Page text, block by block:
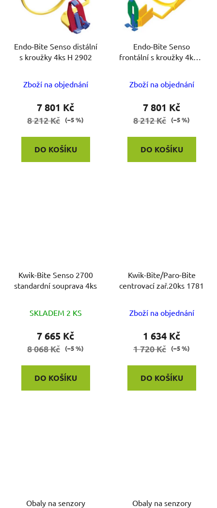
Endo-Bite Senso distální
s kroužky 4ks H 2902
Zboží na objednání
7 801 Kč
8 212 Kč (–5 %)
DO KOŠÍKU
Endo-Bite Senso
frontální s kroužky 4ks H
Zboží na objednání
7 801 Kč
8 212 Kč (–5 %)
DO KOŠÍKU
Kwik-Bite Senso 2700
standardní souprava 4ks
SKLADEM 2 KS
7 665 Kč
8 068 Kč (–5 %)
DO KOŠÍKU
Kwik-Bite/Paro-Bite
centrovací zař.20ks 1781
Zboží na objednání
1 634 Kč
1 720 Kč (–5 %)
DO KOŠÍKU
Obaly na senzory Obaly na senzory